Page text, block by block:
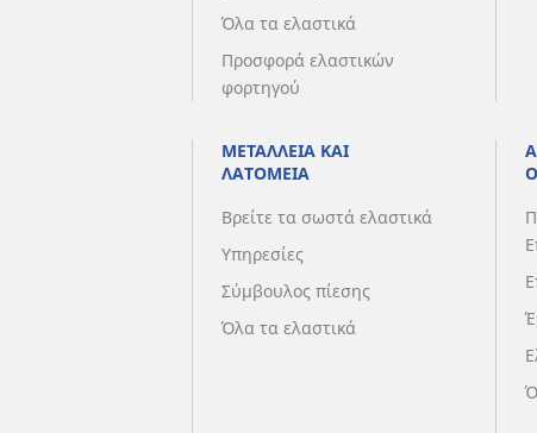
Όλα τα ελαστικά
Προσφορά ελαστικών
φορτηγού
ΜΕΤΑΛΛΕΙΑ ΚΑΙ
ΛΑΤΟΜΕΙΑ
Βρείτε τα σωστά ελαστικά
Υπηρεσίες
Σύμβουλος πίεσης
Όλα τα ελαστικά